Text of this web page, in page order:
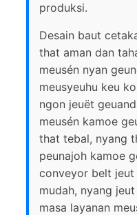
produksi.
Desain baut
that aman dan
meusén nyan
meusyeuhu keu
ngon jeuët
meusén kamoe
that tebal, nyang
peunajoh kamoe
conveyor belt jeut
mudah, nyang
masa layanan